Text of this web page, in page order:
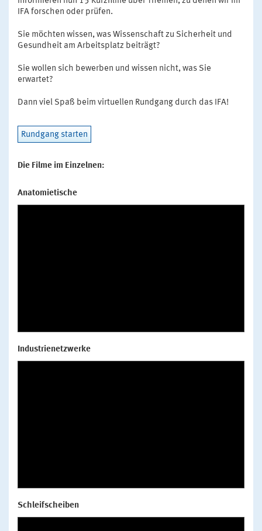
IFA forschen oder prüfen.
Sie möchten wissen, was Wissenschaft zu Sicherheit und
Gesundheit am Arbeitsplatz beiträgt?
Sie wollen sich bewerben und wissen nicht, was Sie
erwartet?
Dann viel Spaß beim virtuellen Rundgang durch das IFA!
Rundgang starten
Die Filme im Einzelnen:
Anatomietische
Industrienetzwerke
Schleifscheiben